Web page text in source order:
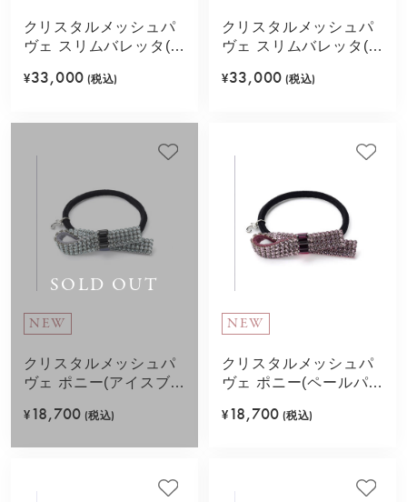
クリスタルメッシュパ
ヴェ スリムバレッタ(ブ
¥33,000 (税込)
クリスタルメッシュパ
ヴェ スリムバレッタ(ラ
¥33,000 (税込)
SOLD OUT
NEW
クリスタルメッシュパ
ヴェ ポニー(アイスブル
¥ 18,700 (税込)
NEW
クリスタルメッシュパ
ヴェ ポニー(ペールパー
¥ 18,700 (税込)